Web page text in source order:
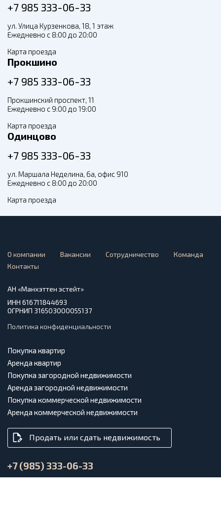
+7 985 333-06-33
ул. Улица Курзенкова, 18, 1 этаж
Ежедневно с 8:00 до 20:00
Карта проезда
Прокшино
+7 985 333-06-33
Прокшинский проспект, 11
Ежедневно с 9:00 до 19:00
Карта проезда
Одинцово
+7 985 333-06-33
ул. Маршала Неделина, 6а, офис 910
Ежедневно с 8:00 до 20:00
Карта проезда
О компании Вакансии Сотрудничество
Команда
Контакты
АН «Манхэттен эстейт»
ИНН 616711844693
ОГРНИП 316503000055137
Политика конфиденциальности
Покупка квартир
Аренда квартир
Покупка загородной недвижимости
Аренда загородной недвижимости
Покупка коммерческой недвижимости
Аренда коммерческой недвижимости
Продать или сдать недвижимость
+7 (985) 333-06-33